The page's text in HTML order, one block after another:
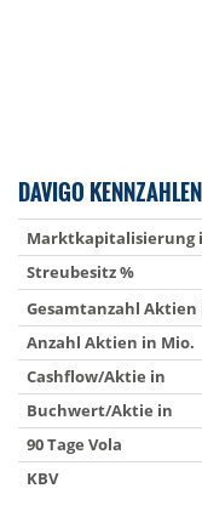
DAVIGO KENNZAHLEN
Marktkapitalisierung
Streubesitz %
Gesamtanzahl Aktien
Anzahl Aktien in Mio.
Cashflow/Aktie in
Buchwert/Aktie in
90 Tage Vola
KBV